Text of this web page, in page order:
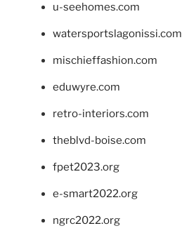
u-seehomes.com
watersportslagonissi.com
mischieffashion.com
eduwyre.com
retro-interiors.com
theblvd-boise.com
fpet2023.org
e-smart2022.org
ngrc2022.org